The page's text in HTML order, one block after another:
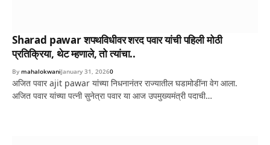
Sharad pawar शपथविधीवर शरद पवार यांची पहिली मोठी
प्रतिक्रिया, थेट म्हणाले, तो त्यांचा..
By mahalokwaniJanuary 31, 20260
अजित पवार ajit pawar यांच्या निधनानंतर राज्यातील घडामोडींना वेग आला.
अजित पवार यांच्या पत्नी सुनेत्रा पवार या आज उपमुख्यमंत्री पदाची…